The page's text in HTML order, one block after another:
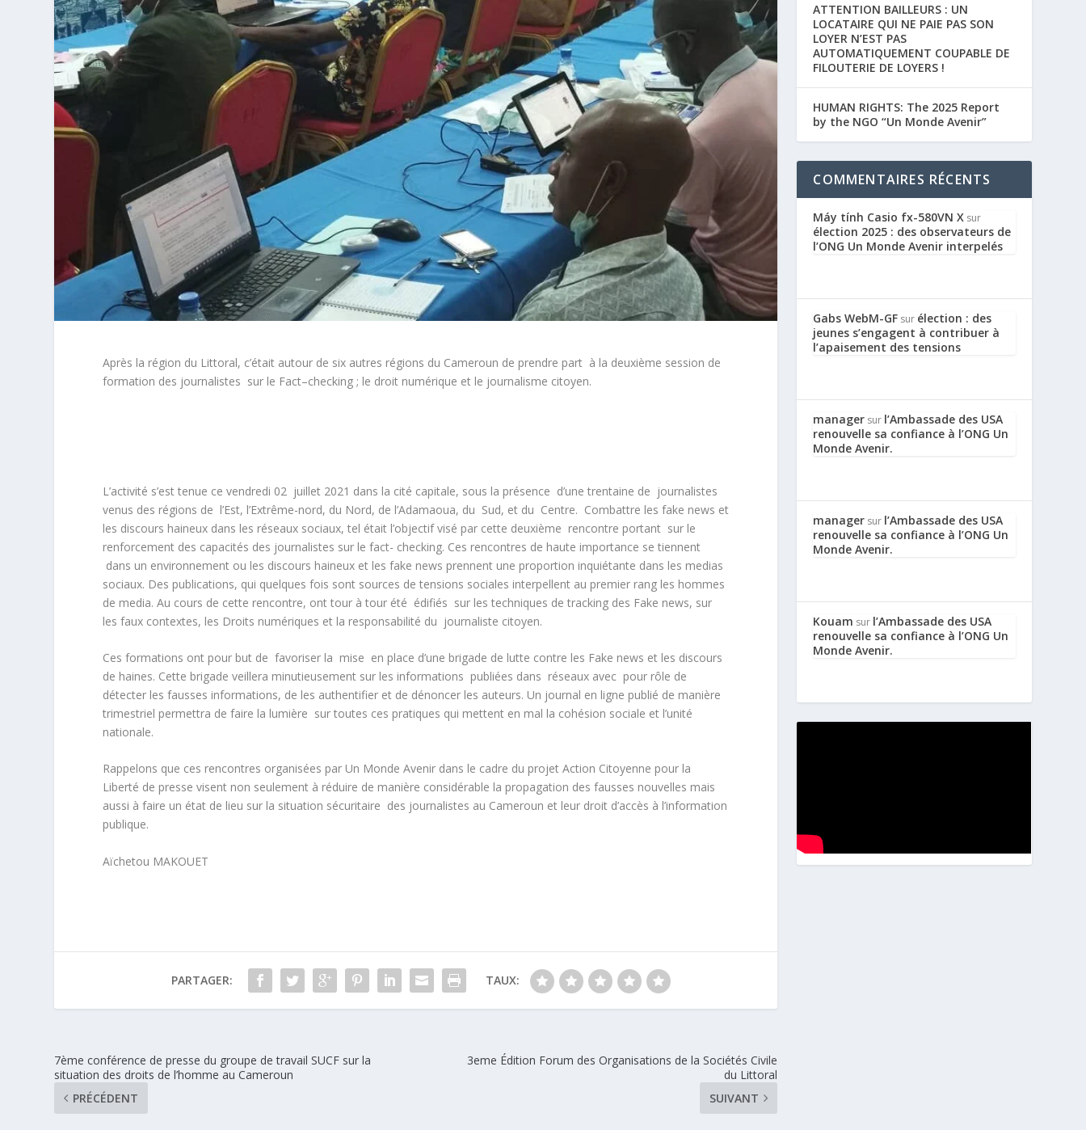
Après la région du Littoral, c’était autour de six autres régions du Cameroun de prendre part à la deuxième session de
formation des journalistes sur le Fact–checking ; le droit numérique et le journalisme citoyen.
L’activité s’est tenue ce vendredi 02 juillet 2021 dans la cité capitale, sous la présence d’une trentaine de journalistes
venus des régions de l’Est, l’Extrême-nord, du Nord, de l’Adamaoua, du Sud, et du Centre. Combattre les fake news et
les discours haineux dans les réseaux sociaux, tel était l’objectif visé par cette deuxième rencontre portant sur le
renforcement des capacités des journalistes sur le fact- checking. Ces rencontres de haute importance se tiennent
dans un environnement ou les discours haineux et les fake news prennent une proportion inquiétante dans les medias
sociaux. Des publications, qui quelques fois sont sources de tensions sociales interpellent au premier rang les hommes
de media. Au cours de cette rencontre, ont tour à tour été édifiés sur les techniques de tracking des Fake news, sur
les faux contextes, les Droits numériques et la responsabilité du journaliste citoyen.
Ces formations ont pour but de favoriser la mise en place d’une brigade de lutte contre les Fake news et les discours
de haines. Cette brigade veillera minutieusement sur les informations publiées dans réseaux avec pour rôle de
détecter les fausses informations, de les authentifier et de dénoncer les auteurs. Un journal en ligne publié de manière
trimestriel permettra de faire la lumière sur toutes ces pratiques qui mettent en mal la cohésion sociale et l’unité
nationale.
Rappelons que ces rencontres organisées par Un Monde Avenir dans le cadre du projet Action Citoyenne pour la
Liberté de presse visent non seulement à réduire de manière considérable la propagation des fausses nouvelles mais
aussi à faire un état de lieu sur la situation sécuritaire des journalistes au Cameroun et leur droit d’accès à l’information
publique.
Aïchetou MAKOUET
PARTAGER: TAUX:
7ème conférence de presse du groupe de travail SUCF sur la
situation des droits de l’homme au Cameroun
PRÉCÉDENT
3eme Édition Forum des Organisations de la Sociétés Civile
du Littoral
SUIVANT
ATTENTION BAILLEURS : UN
LOCATAIRE QUI NE PAIE PAS SON
LOYER N’EST PAS
AUTOMATIQUEMENT COUPABLE DE
FILOUTERIE DE LOYERS !
HUMAN RIGHTS: The 2025 Report
by the NGO “Un Monde Avenir”
COMMENTAIRES RÉCENTS
Máy tính Casio fx-580VN X sur
élection 2025 : des observateurs de
l’ONG Un Monde Avenir interpelés
Gabs WebM-GF sur élection : des
jeunes s’engagent à contribuer à
l’apaisement des tensions
manager sur l’Ambassade des USA
renouvelle sa confiance à l’ONG Un
Monde Avenir.
manager sur l’Ambassade des USA
renouvelle sa confiance à l’ONG Un
Monde Avenir.
Kouam sur l’Ambassade des USA
renouvelle sa confiance à l’ONG Un
Monde Avenir.